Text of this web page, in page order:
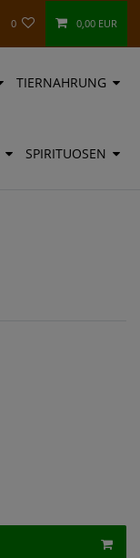
0 0,00 EUR
TIERNAHRUNG
SPIRITUOSEN